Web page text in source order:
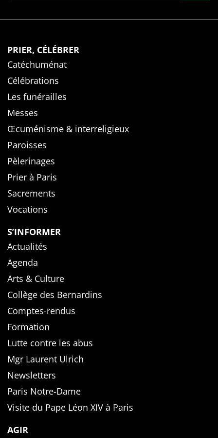
PRIER, CÉLÉBRER
Catéchuménat
Célébrations
Les funérailles
Messes
Œcuménisme & interreligieux
Paroisses
Pèlerinages
Prier à Paris
Sacrements
Vocations
S’INFORMER
Actualités
Agenda
Arts & Culture
Collège des Bernardins
Comptes-rendus
Formation
Lutte contre les abus
Mgr Laurent Ulrich
Newsletters
Paris Notre-Dame
Visite du Pape Léon XIV à Paris
AGIR